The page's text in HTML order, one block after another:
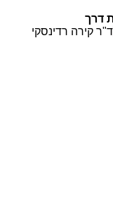
דרך